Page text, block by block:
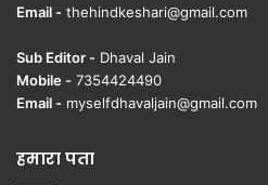
Email - thehindkeshari@gmail.com
Sub Editor - Dhaval Jain
Mobile - 7354424490
Email - myselfdhavaljain@gmail.com
हमारा पता